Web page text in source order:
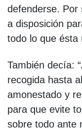
defenderse. Por
a disposición
todo lo que ésta
También decía:
recogida hasta
amonestado y
para que evite
sobre todo ante